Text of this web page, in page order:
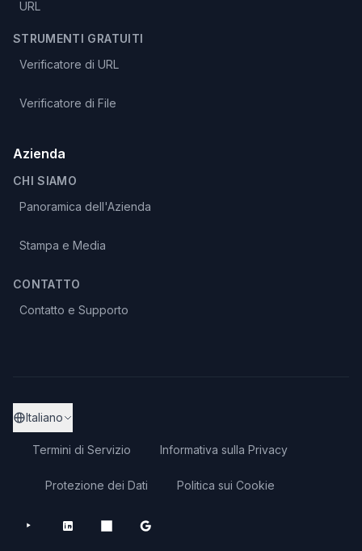
URL
STRUMENTI GRATUITI
Verificatore di URL
Verificatore di File
Azienda
CHI SIAMO
Panoramica dell'Azienda
Stampa e Media
CONTATTO
Contatto e Supporto
Italiano
Termini di Servizio Informativa sulla Privacy
Protezione dei Dati Politica sui Cookie